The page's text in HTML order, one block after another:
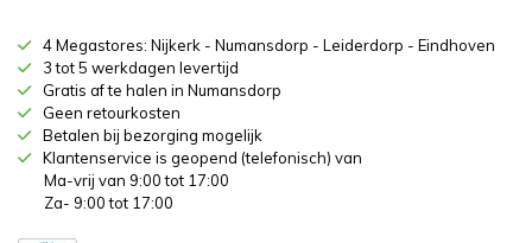
4 Megastores: Nijkerk - Numansdorp - Leiderdorp - Eindhoven
3 tot 5 werkdagen levertijd
Gratis af te halen in Numansdorp
Geen retourkosten
Betalen bij bezorging mogelijk
Klantenservice is geopend (telefonisch) van
Ma-vrij van 9:00 tot 17:00
Za- 9:00 tot 17:00